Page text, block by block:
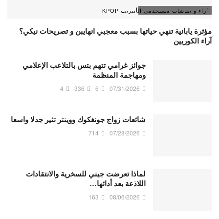
آراء و نقاشات مستخدمي الأنترنت KPOP
مؤثرة يابانية تنهي حياتها بسبب معجبي انهايبن و تصريحات نيكي؟
آراء الكوريين
جوائز غرامي تتهم بتس بالتلاعب الإعلامي
ومهاجمة المنظمة
07/31/2026
6
336
4
شائعات زواج جونغكوك ووينتر تثير جدلا واسعا
07/28/2026
714
لماذا تعرضت جيني للسخرية والانتقادات
اللاذعة بعد أدائها…
08/06/2026
163